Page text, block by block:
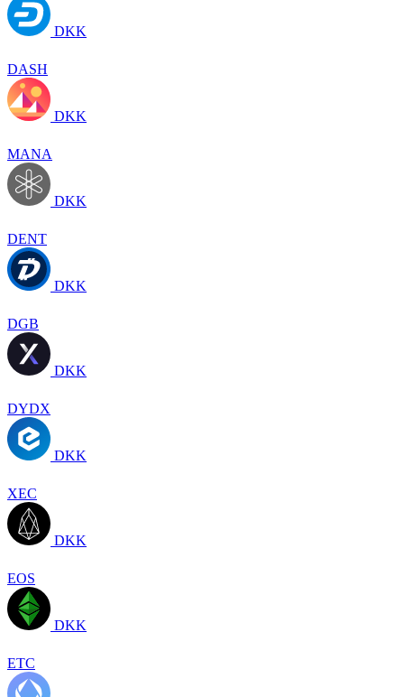
DKK
DASH
DKK
MANA
DKK
DENT
DKK
DGB
DKK
DYDX
DKK
XEC
DKK
EOS
DKK
ETC